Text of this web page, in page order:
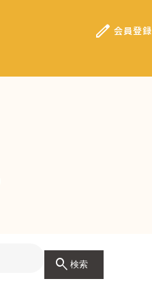
edit 会員登録
search 検索